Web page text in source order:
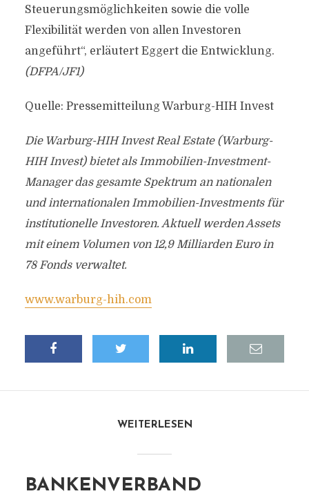
Steuerungsmöglichkeiten sowie die volle
Flexibilität werden von allen Investoren
angeführt“, erläutert Eggert die Entwicklung.
(DFPA/JF1)
Quelle: Pressemitteilung Warburg-HIH Invest
Die Warburg-HIH Invest Real Estate (Warburg-
HIH Invest) bietet als Immobilien-Investment-
Manager das gesamte Spektrum an nationalen
und internationalen Immobilien-Investments für
institutionelle Investoren. Aktuell werden Assets
mit einem Volumen von 12,9 Milliarden Euro in
78 Fonds verwaltet.
www.warburg-hih.com
WEITERLESEN
BANKENVERBAND